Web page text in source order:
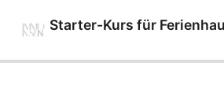
Starter-Kurs für